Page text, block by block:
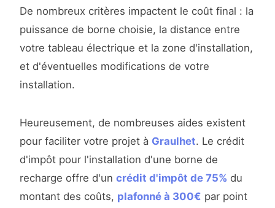
De nombreux critères impactent le coût final : la
puissance de borne choisie, la distance entre
votre tableau électrique et la zone d'installation,
et d'éventuelles modifications de votre
installation.
Heureusement, de nombreuses aides existent
pour faciliter votre projet à Graulhet. Le crédit
d'impôt pour l'installation d'une borne de
recharge offre d'un crédit d'impôt de 75% du
montant des coûts, plafonné à 300€ par point